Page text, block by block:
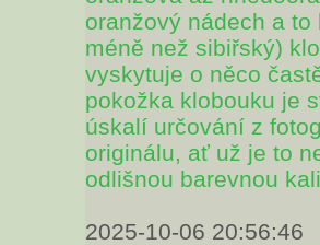
oranžový nádech a
méně než sibiřský)
vyskytuje o něco
pokožka klobouku je
úskalí určování z
originálu, ať už je to
odlišnou barevnou
2025-10-06 20:56:46